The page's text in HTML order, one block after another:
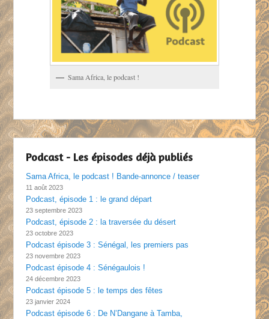
Sama Africa, le podcast !
Podcast - Les épisodes déjà publiés
Sama Africa, le podcast ! Bande-annonce / teaser
11 août 2023
Podcast, épisode 1 : le grand départ
23 septembre 2023
Podcast, épisode 2 : la traversée du désert
23 octobre 2023
Podcast épisode 3 : Sénégal, les premiers pas
23 novembre 2023
Podcast épisode 4 : Sénégaulois !
24 décembre 2023
Podcast épisode 5 : le temps des fêtes
23 janvier 2024
Podcast épisode 6 : De N’Dangane à Tamba,